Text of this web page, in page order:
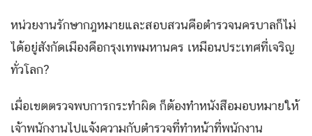
หน่วยงานรักษากฎหมายและสอบสวนคือตำรวจนครบาลก็ไม่
ได้อยู่สังกัดเมืองคือกรุงเทพมหานคร เหมือนประเทศที่เจริญ
ทั่วโลก?
เมื่อเขตตรวจพบการกระทำผิด ก็ต้องทำหนังสือมอบหมายให้
เจ้าพนักงานไปแจ้งความกับตำรวจที่ทำหน้าที่พนักงาน